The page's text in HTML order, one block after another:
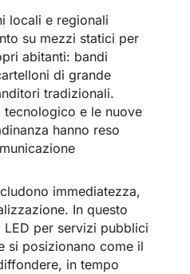
locali e regionali
su mezzi statici per
abitanti: bandi
di grande
tradizionali.
e le nuove
hanno reso
immediatezza,
In questo
per servizi pubblici
si posizionano come il
in tempo